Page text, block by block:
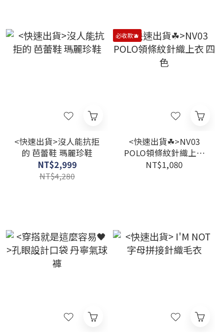
<快速出貨>沒人能抗拒
的 芭蕾鞋 瑪麗珍鞋
NT$2,999
NT$4,280
必收款🫐
<快速出貨☘>NV03
POLO領條紋針織上衣
四色
NT$1,080